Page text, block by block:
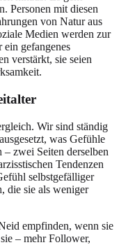
Personen mit diesen
von Natur aus
Medien werden zur
gefangenes
verstärkt, sie seien
Wir sind ständig
was Gefühle
zwei Seiten derselben
Tendenzen
selbstgefälliger
die sie als weniger
empfinden, wenn sie
– mehr Follower,